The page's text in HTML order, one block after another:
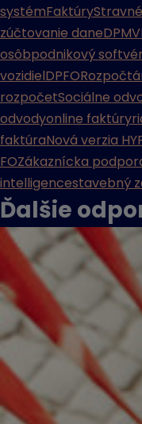
systémFaktúryStravné
zúčtovanie daneDPMV
osôbpodnikový softvér
vozidielDPFO
rozpočetSociálne
odvodyonline faktúry
faktúraNová verzia
FOZákaznícka
intelligencestavebný
Ďalšie